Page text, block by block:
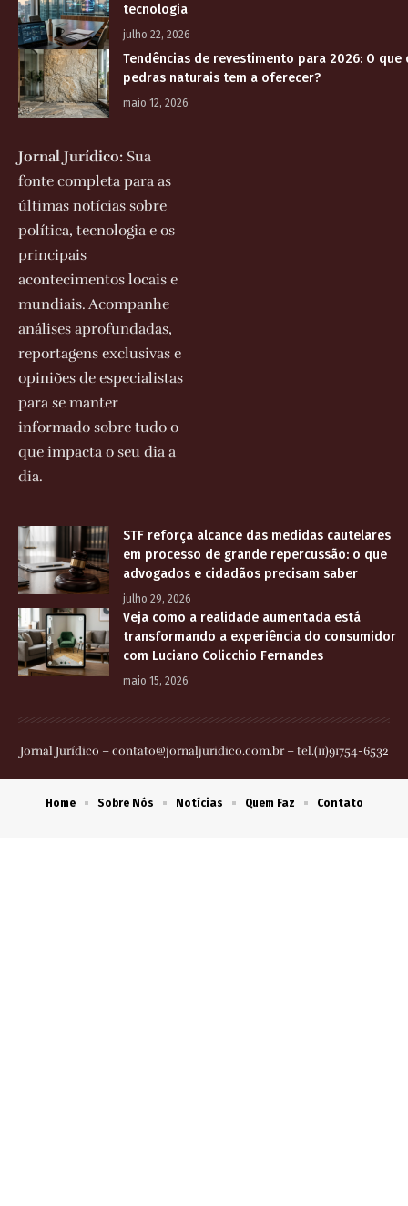
tecnologia
julho 22, 2026
Tendências de revestimento para 2026: O que
pedras naturais tem a oferecer?
maio 12, 2026
Jornal Jurídico: Sua
fonte completa para as
últimas notícias sobre
política, tecnologia e os
principais
acontecimentos locais e
mundiais. Acompanhe
análises aprofundadas,
reportagens exclusivas e
opiniões de especialistas
para se manter
informado sobre tudo o
que impacta o seu dia a
dia.
STF reforça alcance das medidas cautelares
em processo de grande repercussão: o que
advogados e cidadãos precisam saber
julho 29, 2026
Veja como a realidade aumentada está
transformando a experiência do consumidor
com Luciano Colicchio Fernandes
maio 15, 2026
Jornal Jurídico –contato@jornaljuridico.com.br– tel.(11)91754-6532
Home Sobre Nós Notícias Quem Faz Contato